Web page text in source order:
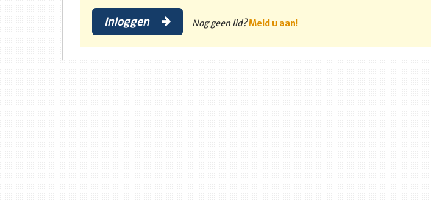
Inloggen Nog geen lid?Meld u aan!